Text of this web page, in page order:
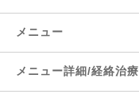
メニュー
メニュー詳細/経絡治療